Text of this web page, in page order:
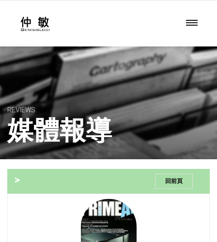
REVIEWS
媒體報導
回前頁
>